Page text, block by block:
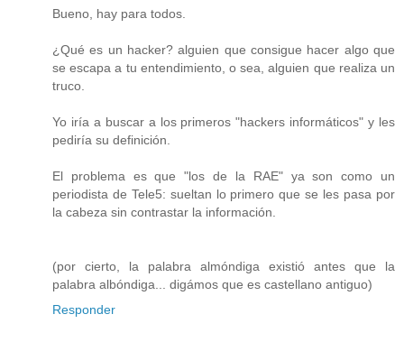
Bueno, hay para todos.
¿Qué es un hacker? alguien que consigue hacer algo que
se escapa a tu entendimiento, o sea, alguien que realiza un
truco.
Yo iría a buscar a los primeros "hackers informáticos" y les
pediría su definición.
El problema es que "los de la RAE" ya son como un
periodista de Tele5: sueltan lo primero que se les pasa por
la cabeza sin contrastar la información.
(por cierto, la palabra almóndiga existió antes que la
palabra albóndiga... digámos que es castellano antiguo)
Responder